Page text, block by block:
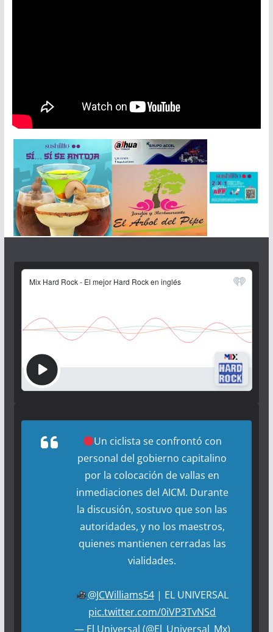
Un ciclista se confrontó con
personal del gobierno capitalino
por la colocación de vallas en
inmediaciones del AICM. Durante
la discusión, sostuvo que son las
autoridades, y no los maestros,
quienes mantienen cerradas las
vialidades.
@JCWilliams54| EL UNIVERSAL
pic.twitter.com/0iVP3TvNSd
— El Universal (@El_Universal_Mx)